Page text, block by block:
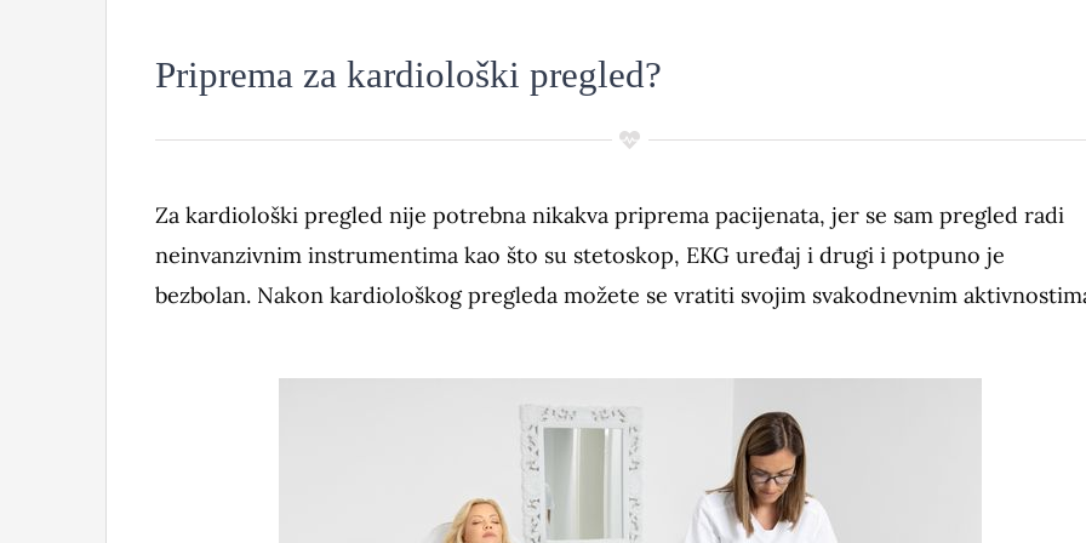
Priprema za kardiološki pregled?
Za kardiološki pregled nije potrebna nikakva priprema pacijenata, jer se sam pregled radi
neinvanzivnim instrumentima kao što su stetoskop, EKG uređaj i drugi i potpuno je
bezbolan. Nakon kardiološkog pregleda možete se vratiti svojim svakodnevnim